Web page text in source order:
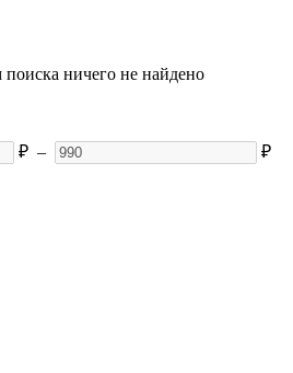
ничего не найдено
₽ – ₽